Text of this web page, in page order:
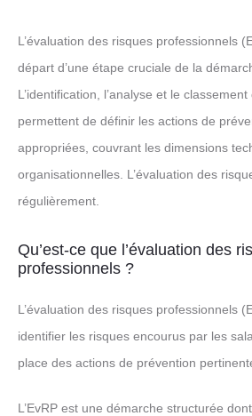
L’évaluation des risques professionnels
départ d’une étape cruciale de la
L’identification, l’analyse et le
permettent de définir les actions de
appropriées, couvrant les dimensions
organisationnelles. L’évaluation des
régulièrement.
Qu’est-ce que l’évaluation des
professionnels ?
L’évaluation des risques professionnels
identifier les risques encourus par les
place des actions de prévention
L’EvRP est une démarche structurée